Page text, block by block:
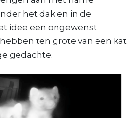
het dak en in de
idee een ongewenst
ten grote van een kat
gedachte.